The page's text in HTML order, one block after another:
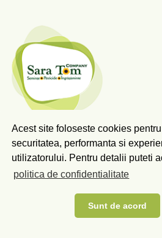
Acest site foloseste cookies
securitatea, performanta si
utilizatorului. Pentru detalii puteti
politica de confidentialitate
Sunt de acord
COPYRIGHT © 2026 SARA TOM
TOATE DREPTURILE
PLAN DE MASURI PDRA
TERMENI SI CONDITII GDPR
Scrieti-ne